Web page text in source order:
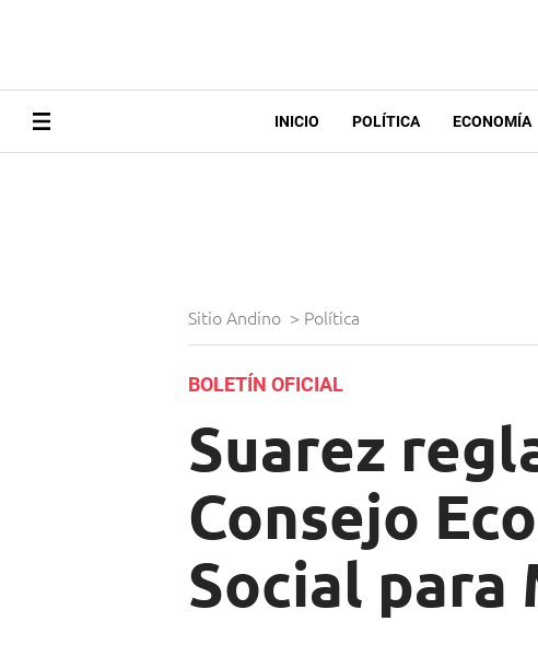
INICIO POLÍTICA ECONOMÍA
Sitio Andino > Política
BOLETÍN OFICIAL
Suarez
Consejo
Social para